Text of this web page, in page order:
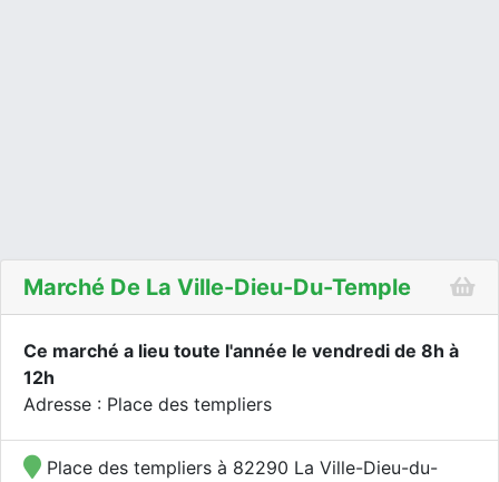
Marché De La Ville-Dieu-Du-Temple
Ce marché a lieu toute l'année le vendredi de 8h à
12h
Adresse : Place des templiers
Place des templiers à 82290 La Ville-Dieu-du-